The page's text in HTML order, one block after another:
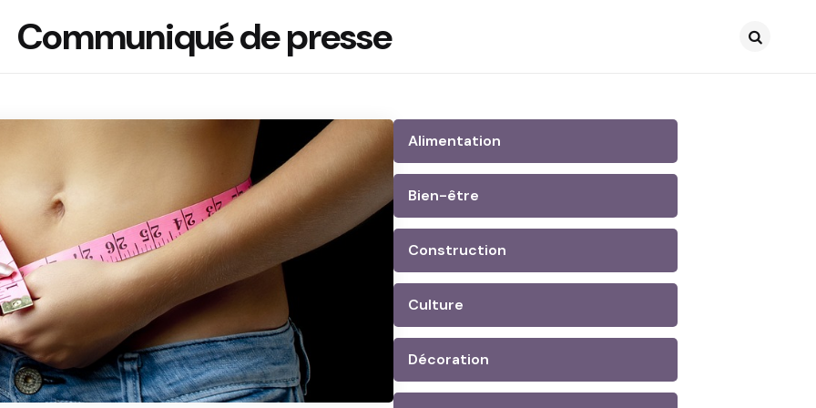
Communiqué de presse
Alimentation
Bien-être
Construction
Culture
Décoration